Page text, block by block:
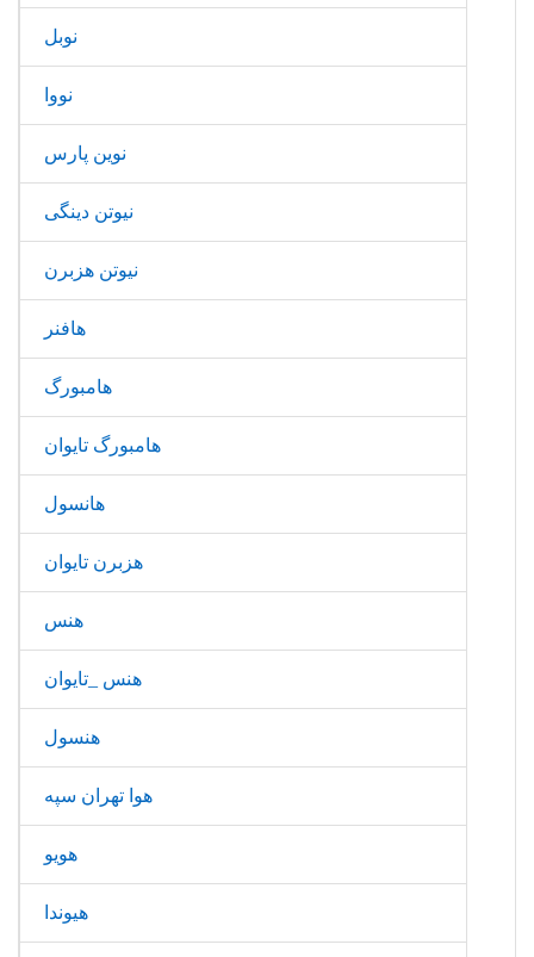
نوبل
نووا
نوین پارس
نیوتن دینگی
نیوتن هزبرن
هافنر
هامبورگ
هامبورگ تایوان
هانسول
هزبرن تایوان
هنس
هنس _تایوان
هنسول
هوا تهران سپه
هویو
هیوندا